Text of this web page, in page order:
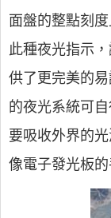
面盤的整點刻
此種夜光指示
供了更完美的
的夜光系統可
要吸收外界的
像電子發光板